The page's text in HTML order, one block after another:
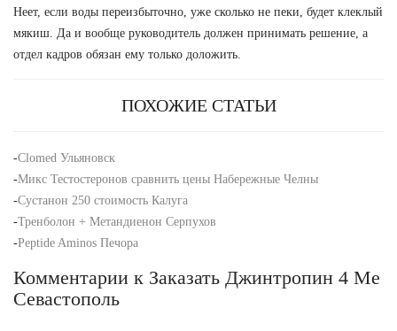
Неет, если воды переизбыточно, уже сколько не пеки, будет клеклый
мякиш. Да и вообще руководитель должен принимать решение, а
отдел кадров обязан ему только доложить.
ПОХОЖИЕ СТАТЬИ
-Clomed Ульяновск
-Микс Тестостеронов сравнить цены Набережные Челны
-Сустанон 250 стоимость Калуга
-Тренболон + Метандиенон Серпухов
-Peptide Aminos Печора
Комментарии к Заказать Джинтропин 4 Ме
Севастополь